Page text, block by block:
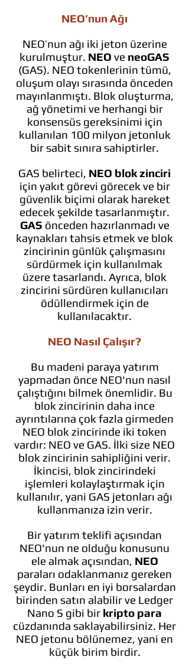
NEO’nun Ağı
NEO’nun ağı iki jeton üzerine
kurulmuştur. NEO ve neoGAS
(GAS). NEO tokenlerinin tümü,
oluşum olayı sırasında önceden
mayınlanmıştı. Blok oluşturma,
ağ yönetimi ve herhangi bir
konsensüs gereksinimi için
kullanılan 100 milyon jetonluk
bir sabit sınıra sahiptirler.
GAS belirteci, NEO blok zinciri
için yakıt görevi görecek ve bir
güvenlik biçimi olarak hareket
edecek şekilde tasarlanmıştır.
GAS önceden hazırlanmadı ve
kaynakları tahsis etmek ve blok
zincirinin günlük çalışmasını
sürdürmek için kullanılmak
üzere tasarlandı. Ayrıca, blok
zincirini sürdüren kullanıcıları
ödüllendirmek için de
kullanılacaktır.
NEO Nasıl Çalışır?
Bu madeni paraya yatırım
yapmadan önce NEO'nun nasıl
çalıştığını bilmek önemlidir. Bu
blok zincirinin daha ince
ayrıntılarına çok fazla girmeden
NEO blok zincirinde iki token
vardır: NEO ve GAS. İlki size NEO
blok zincirinin sahipliğini verir.
İkincisi, blok zincirindeki
işlemleri kolaylaştırmak için
kullanılır, yani GAS jetonları ağı
kullanmanıza izin verir.
Bir yatırım teklifi açısından
NEO'nun ne olduğu konusunu
ele almak açısından, NEO
paraları odaklanmanız gereken
şeydir. Bunları en iyi borsalardan
birinden satın alabilir ve Ledger
Nano S gibi bir kripto para
cüzdanında saklayabilirsiniz. Her
NEO jetonu bölünemez, yani en
küçük birim birdir.